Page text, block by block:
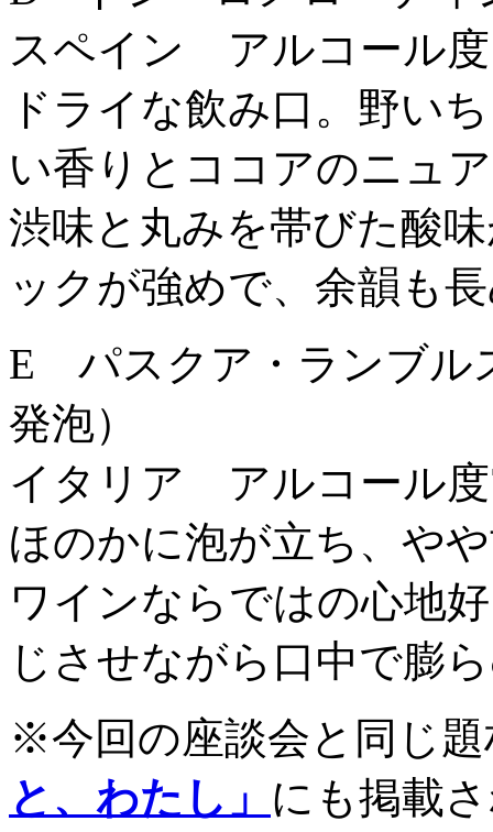
スペイン アルコール
ドライな飲み口。野い
い香りとココアのニュ
渋味と丸みを帯びた酸
ックが強めで、余韻も
E パスクア・ランブル
発泡）
イタリア アルコール
ほのかに泡が立ち、や
ワインならではの心地
じさせながら口中で膨
※今回の座談会と同じ
と、わたし」 にも掲載